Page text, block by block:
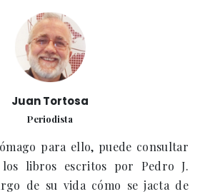
Juan Tortosa
Periodista
para ello, puede consultar
libros escritos por Pedro J.
de su vida cómo se jacta de